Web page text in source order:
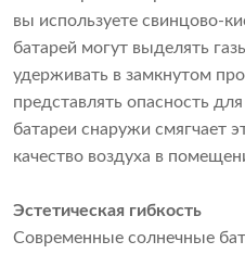
вы используете свинцово-
батарей могут выделять
удерживать в замкнутом
представлять опасность
батареи снаружи смягчает
качество воздуха в
Эстетическая гибкость
Современные солнечные